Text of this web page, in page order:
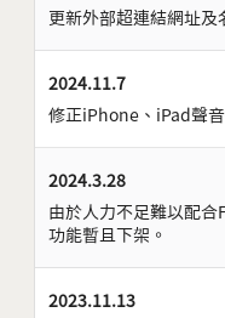
更新外部超連結網址及
2024.11.7
修正iPhone、iPad聲
2024.3.28
由於人力不足難以配
功能暫且下架。
2023.11.13